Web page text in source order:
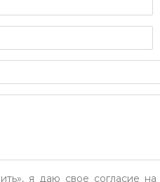
я даю свое согласие